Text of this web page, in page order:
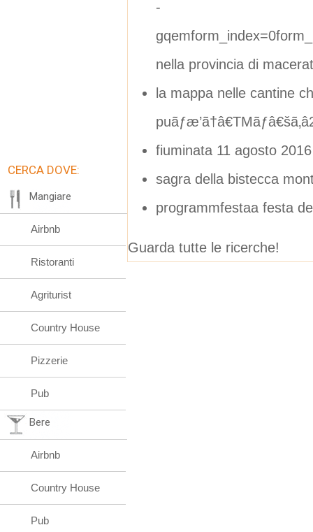
-
nella provincia di
la mappa nelle cantine
fiuminata 11 agosto 2016
sagra della bistecca
programmfestaa festa
Guarda tutte le ricerche!
CERCA DOVE:
Mangiare
Airbnb
Ristoranti
Agriturist
Country House
Pizzerie
Pub
Bere
Airbnb
Country House
Pub